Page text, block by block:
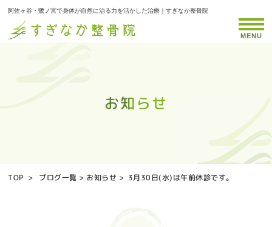
阿佐ヶ谷・鷺ノ宮で身体が自然に治る力を活かした治療｜すぎなか整骨院
お知らせ
お知らせ
お知らせ
お知らせ
お知らせ
お知らせ
お知らせ
お知らせ
お知らせ
お知らせ
お知らせ
お知らせ
お知らせ
お知らせ
お知らせ
お知らせ
お知らせ
お知らせ
お知らせ
お知らせ
お知らせ
お知らせ
お知らせ
お知らせ
お知らせ
お知らせ
お知らせ
お知らせ
お知らせ
お知らせ
お知らせ
お知らせ
お知らせ
お知らせ
お知らせ
MENU
TOP > ブログ一覧 > お知らせ > 3月30日(水)は午前休診です。